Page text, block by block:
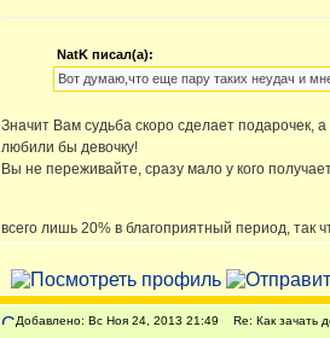
NatK писал(а):
Вот думаю,что еще пару таких неудач и
Значит Вам судьба скоро сделает подарочек,
любили бы девочку!
Вы не переживайте, сразу мало у кого
всего лишь 20% в благоприятный период, так
Добавлено: Вс Ноя 24, 2013 21:49 Re: Как зачать